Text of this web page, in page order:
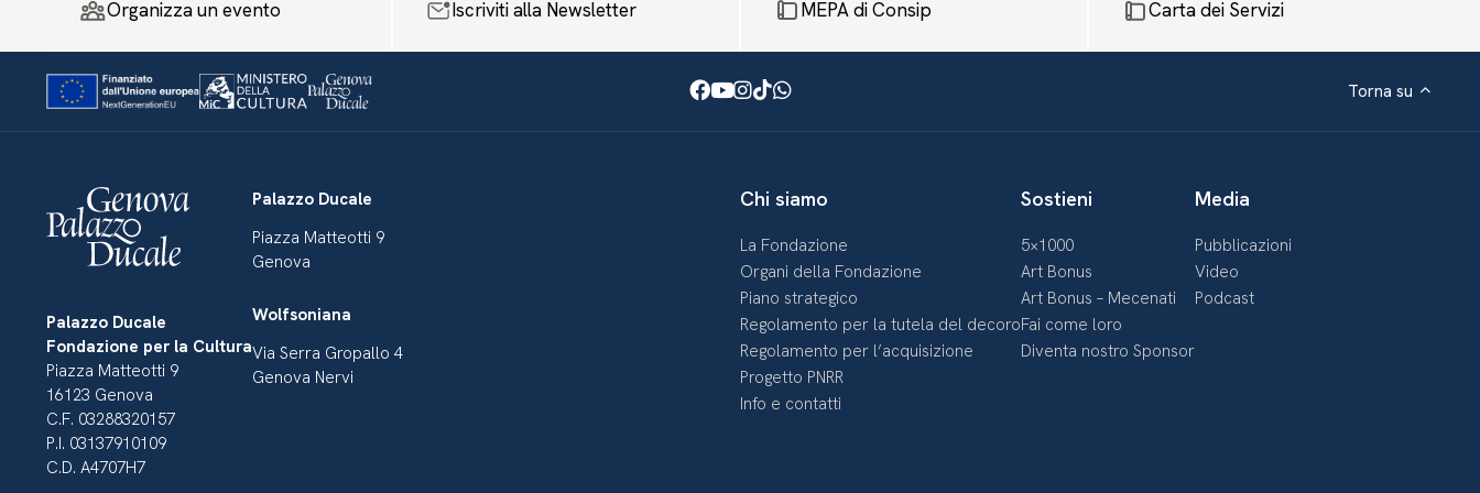
Organizza un evento Iscriviti alla Newsletter MEPA di Consip Carta dei Servizi
Facebook
Youtube
Instagram
TikTok
WhatsApp Torna su
Palazzo Ducale
Fondazione per la Cultura
Piazza Matteotti 9
16123 Genova
C.F. 03288320157
P.I. 03137910109
C.D. A4707H7
Palazzo Ducale
Piazza Matteotti 9
Genova
Wolfsoniana
Via Serra Gropallo 4
Genova Nervi
Chi siamo
La Fondazione
Organi della Fondazione
Piano strategico
Regolamento per la tutela del decoro
Regolamento per l’acquisizione
Progetto PNRR
Info e contatti
Sostieni
5×1000
Art Bonus
Art Bonus – Mecenati
Fai come loro
Diventa nostro Sponsor
Media
Pubblicazioni
Video
Podcast